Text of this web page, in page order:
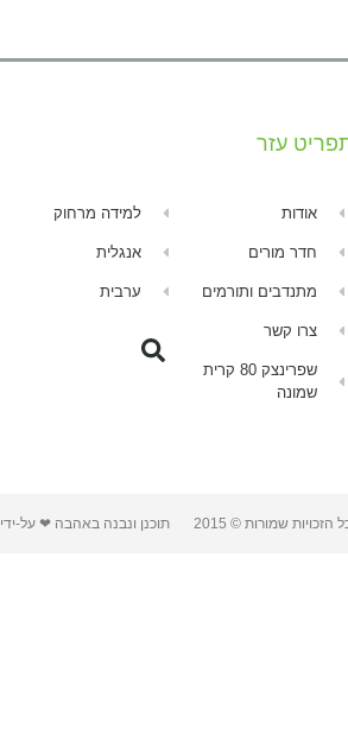
עזר
אודות
חדר מורים
מתנדבים ותורמים
צרו קשר
שפרינצק 80 קרית
שמונה
למידה מרחוק
אנגלית
ערבית
הזכויות שמורות © 2015 תוכנן ונבנה באהבה ❤ על-ידי MXI -